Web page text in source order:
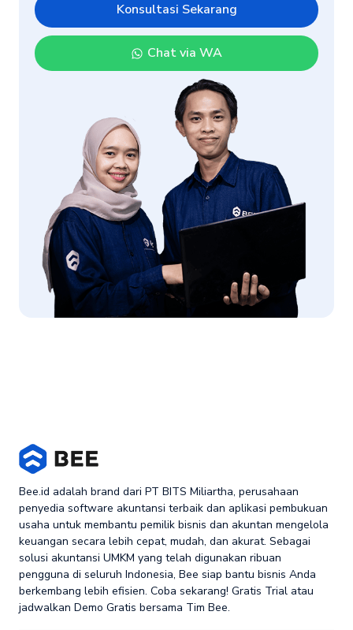
Konsultasi Sekarang
Chat via WA
Bee.id adalah brand dari PT BITS Miliartha, perusahaan
penyedia software akuntansi terbaik dan aplikasi pembukuan
usaha untuk membantu pemilik bisnis dan akuntan mengelola
keuangan secara lebih cepat, mudah, dan akurat. Sebagai
solusi akuntansi UMKM yang telah digunakan ribuan
pengguna di seluruh Indonesia, Bee siap bantu bisnis Anda
berkembang lebih efisien. Coba sekarang! Gratis Trial atau
jadwalkan Demo Gratis bersama Tim Bee.